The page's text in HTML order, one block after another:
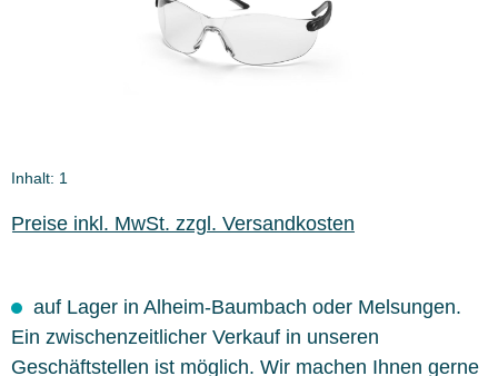
Inhalt: 1
Preise inkl. MwSt. zzgl. Versandkosten
auf Lager in Alheim-Baumbach oder Melsungen.
Ein zwischenzeitlicher Verkauf in unseren
Geschäftstellen ist möglich. Wir machen Ihnen gerne